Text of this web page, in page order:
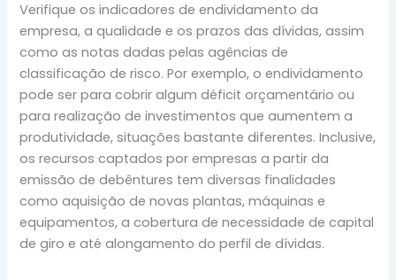
Verifique os indicadores de endividamento da
empresa, a qualidade e os prazos das dívidas, assim
como as notas dadas pelas agências de
classificação de risco. Por exemplo, o endividamento
pode ser para cobrir algum déficit orçamentário ou
para realização de investimentos que aumentem a
produtividade, situações bastante diferentes. Inclusive,
os recursos captados por empresas a partir da
emissão de debêntures tem diversas finalidades
como aquisição de novas plantas, máquinas e
equipamentos, a cobertura de necessidade de capital
de giro e até alongamento do perfil de dívidas.